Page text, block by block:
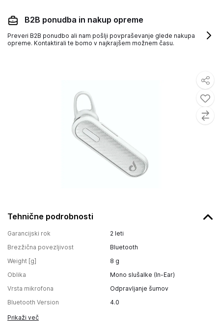
Tehnične podrobnosti
Garancijski rok
2 leti
Brezžična povezljivost
Bluetooth
Weight [g]
8 g
Oblika
Mono slušalke (In-Ear)
Vrsta mikrofona
Odpravljanje šumov
Bluetooth Version
4.0
Prikaži več
B2B ponudba in nakup opreme
Preveri B2B ponudbo ali nam pošlji povpraševanje glede nakupa
opreme. Kontaktirali te bomo v najkrajšem možnem času.